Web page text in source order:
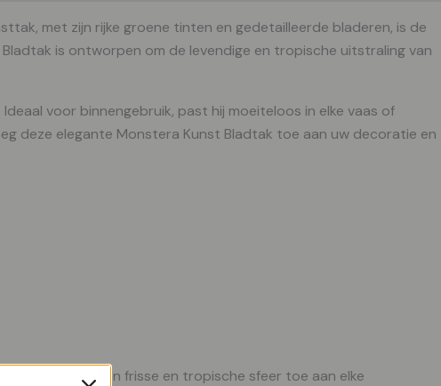
met zijn rijke groene tinten en gedetailleerde bladeren, is de
is ontworpen om de levendige en tropische uitstraling van
voor binnengebruik, past hij moeiteloos in elke vaas of
deze elegante Monstera Kunst Bladtak toe aan uw decoratie en
voegen een frisse en tropische sfeer toe aan elke